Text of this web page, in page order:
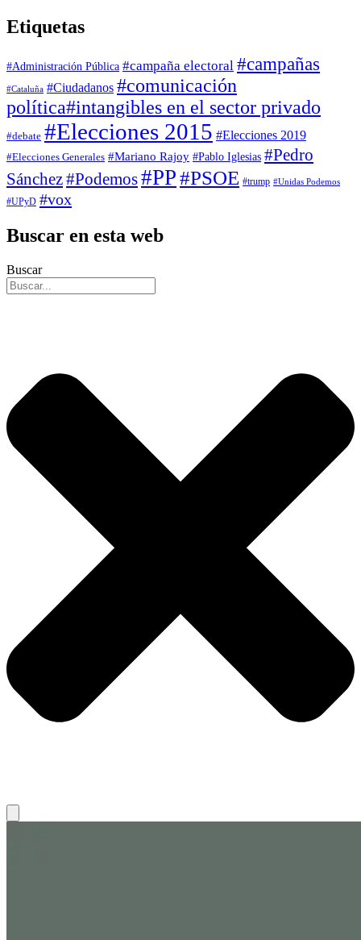
Etiquetas
#Administración Pública #campaña electoral #campañas
#Cataluña #Ciudadanos #comunicación
política#intangibles en el sector privado
#debate #Elecciones 2015 #Elecciones 2019
#Elecciones Generales #Mariano Rajoy #Pablo Iglesias #Pedro
Sánchez#Podemos#PP#PSOE #trump #Unidas Podemos
#UPyD #vox
Buscar en esta web
Buscar